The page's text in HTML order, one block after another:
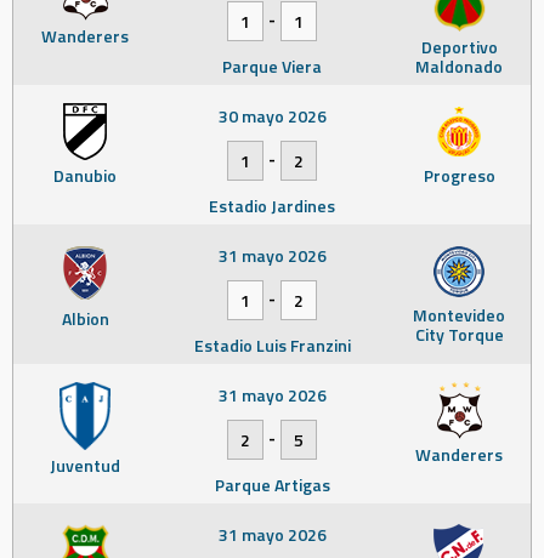
Wanderers Deportivo
Maldonado
1
-
1
Parque Viera
Danubio Progreso
30 mayo 2026
1
-
2
Estadio Jardines
Albion Montevideo
City Torque
31 mayo 2026
1
-
2
Estadio Luis Franzini
Juventud Wanderers
31 mayo 2026
2
-
5
Parque Artigas
31 mayo 2026